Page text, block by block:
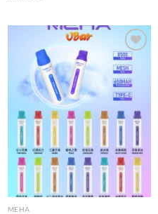
Add to
wishlist
MEHA